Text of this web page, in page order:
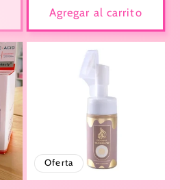
Agregar al carrito
Oferta